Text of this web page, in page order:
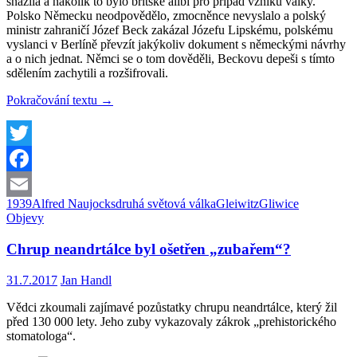
Polsko Německu neodpovědělo, zmocněnce nevyslalo a polský
ministr zahraničí Józef Beck zakázal Józefu Lipskému, polskému
vyslanci v Berlíně převzít jakýkoliv dokument s německými návrhy
a o nich jednat. Němci se o tom dověděli, Beckovu depeši s tímto
sdělením zachytili a rozšifrovali.
Pokračování textu Komentář:
dostatečně
doloženy
→
Twitter
Facebook
Email
1939Alfred Naujocksdruhá světová válkaGleiwitzGliwice
Objevy
Chrup neandrtálce byl ošetřen „zubařem“?
31.7.2017 Jan Handl
Vědci zkoumali zajímavé pozůstatky chrupu neandrtálce, který žil
před 130 000 lety. Jeho zuby vykazovaly zákrok „prehistorického
stomatologa“.